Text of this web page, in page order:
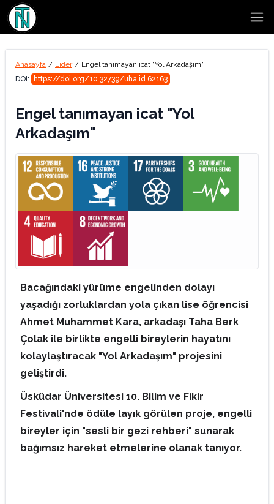
Anasayfa / Lider / Engel tanımayan icat "Yol Arkadaşım"
DOI:
https://doi.org/10.32739/uha.id.62163
Engel tanımayan icat "Yol
Arkadaşım"
Bacağındaki yürüme engelinden dolayı
yaşadığı zorluklardan yola çıkan lise öğrencisi
Ahmet Muhammet Kara, arkadaşı Taha Berk
Çolak ile birlikte engelli bireylerin hayatını
kolaylaştıracak "Yol Arkadaşım" projesini
geliştirdi.
Üsküdar Üniversitesi 10. Bilim ve Fikir
Festivali'nde ödüle layık görülen proje, engelli
bireyler için "sesli bir gezi rehberi" sunarak
bağımsız hareket etmelerine olanak tanıyor.